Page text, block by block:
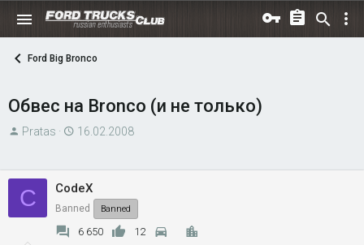
Ford Big Bronco
Обвес на Bronco (и не только)
А
р
т
Pratas
Д
а
ч
16.02.2008
C CodeX
Banned Banned
6 650 12